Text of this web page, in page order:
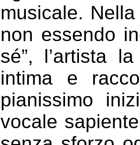
musicale.
non essendo
sé”, l’artista
intima e
pianissimo
vocale